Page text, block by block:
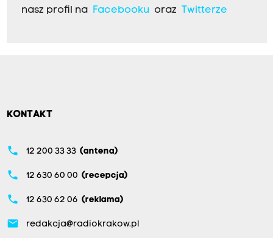
nasz profil na Facebookuoraz Twitterze
KONTAKT
phone 12 200 33 33 (antena)
phone 12 630 60 00 (recepcja)
phone 12 630 62 06 (reklama)
email redakcja@radiokrakow.pl